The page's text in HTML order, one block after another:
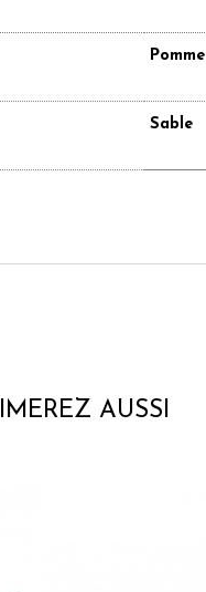
Pomme
Sable
AUSSI